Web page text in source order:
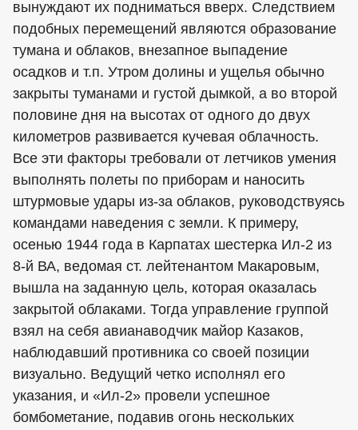
вынуждают их подниматься вверх. Следствием
подобных перемещений являются образование
тумана и облаков, внезапное выпадение
осадков и т.п. Утром долины и ущелья обычно
закрыты туманами и густой дымкой, а во второй
половине дня на высотах от одного до двух
километров развивается кучевая облачность.
Все эти факторы требовали от летчиков умения
выполнять полеты по приборам и наносить
штурмовые удары из-за облаков, руководствуясь
командами наведения с земли. К примеру,
осенью 1944 года в Карпатах шестерка Ил-2 из
8-й ВА, ведомая ст. лейтенантом Макаровым,
вышла на заданную цель, которая оказалась
закрытой облаками. Тогда управление группой
взял на себя авианаводчик майор Казаков,
наблюдавший противника со своей позиции
визуально. Ведущий четко исполнял его
указания, и «Ил-2» провели успешное
бомбометание, подавив огонь нескольких